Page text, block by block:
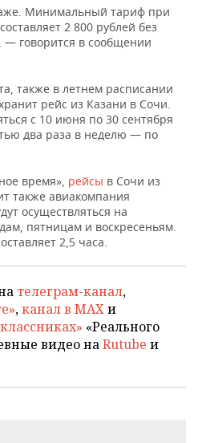
Минимальный тариф при
2 800 рублей без
— говорится в сообщении
также в летнем расписании
рейс из Казани в Сочи.
с 10 июня по 30 сентября
два раза в неделю — по
время», рейсы в Сочи из
также авиакомпания
осуществляться на
пятницам и воскресеньям.
2,5 часа.
телеграм-канал,
,канал в MAXи
«Реального
видео наRutube и